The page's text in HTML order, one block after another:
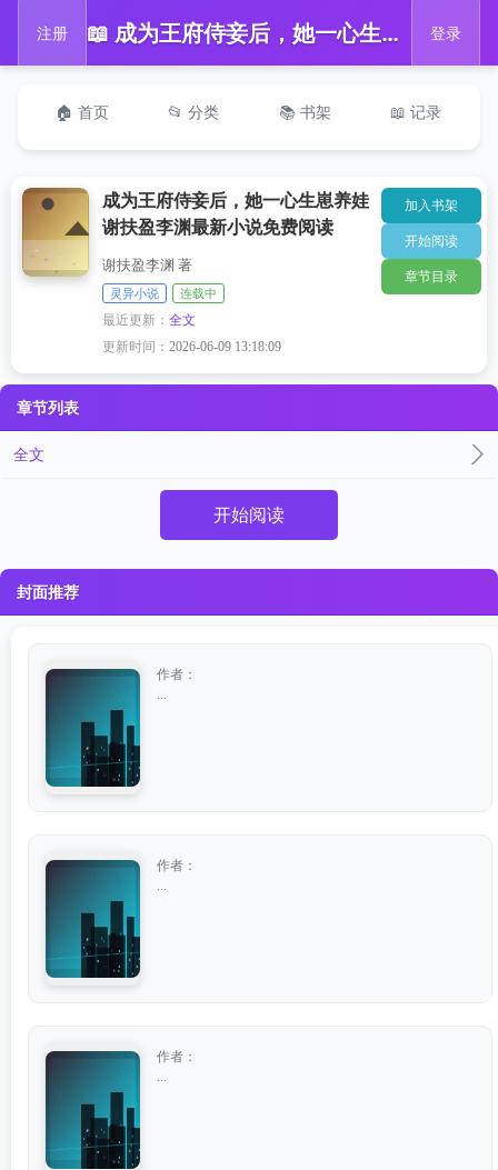
注册 📖 成为王府侍妾后，她一心生崽养娃谢扶盈李渊最新小说免费阅读 登录
🏠 首页 📂 分类 📚 书架 📖 记录
成为王府侍妾后，她一心生崽养娃
谢扶盈李渊最新小说免费阅读
谢扶盈李渊 著
灵异小说 连载中
最近更新：全文
更新时间：2026-06-09 13:18:09
加入书架
开始阅读
章节目录
章节列表
全文
开始阅读
封面推荐
作者：
作者：
作者：